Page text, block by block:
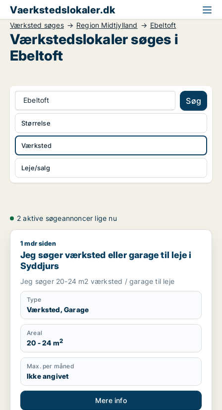
Vaerkstedslokaler.dk
Værksted søges Region Midtjylland Ebeltoft
Værkstedslokaler søges i
Ebeltoft
Ebeltoft Søg
Værksted
Leje/salg
Størrelse
2 aktive søgeannoncer lige nu
Jeg søger værksted eller garage til leje i Syddjurs
1 mdr siden
Jeg søger værksted eller garage til leje i
Syddjurs
Jeg søger 20-24 m2 værksted / garage til leje
Type
Værksted, Garage
Areal
20 - 24 m2
Max. per måned
Ikke angivet
Mere info